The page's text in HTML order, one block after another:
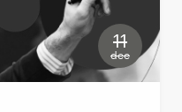
11
dec